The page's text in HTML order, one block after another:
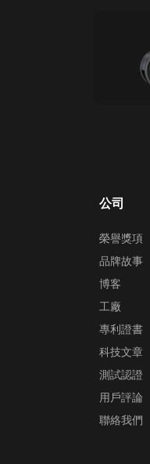
公司
榮譽獎項
品牌故事
博客
工廠
專利證書
科技文章
測試認證
用戶評論
聯絡我們